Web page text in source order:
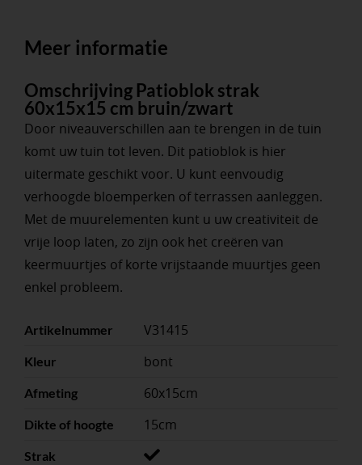
Meer informatie
Omschrijving Patioblok strak
60x15x15 cm bruin/zwart
Door niveauverschillen aan te brengen in de tuin
komt uw tuin tot leven. Dit patioblok is hier
uitermate geschikt voor. U kunt eenvoudig
verhoogde bloemperken of terrassen aanleggen.
Met de muurelementen kunt u uw creativiteit de
vrije loop laten, zo zijn ook het creëren van
keermuurtjes of korte vrijstaande muurtjes geen
enkel probleem.
Artikelnummer V31415
Kleur bont
Afmeting 60x15cm
Dikte of hoogte 15cm
Strak